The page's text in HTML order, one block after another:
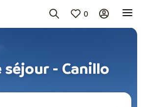
0
- Canillo